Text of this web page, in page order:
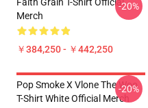
Merch
￥384,250 - ￥442,250
-20%
Pop Smoke X Vlone The Woo
T-Shirt White Official Merch
-20%